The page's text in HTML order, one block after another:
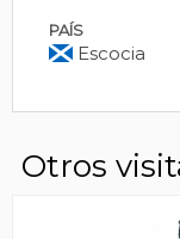
PAÍS
Escocia
Otros